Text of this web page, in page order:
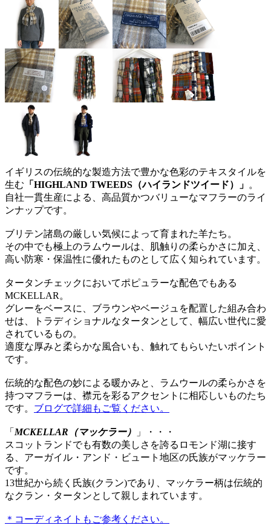
イギリスの伝統的な製造方法で豊かな色彩のテキスタイルを
生む 「HIGHLAND TWEEDS（ハイランドツイード）」 。
自社一貫生産による、高品質かつバリューなマフラーのライ
ンナップです。
ブリテン諸島の厳しい気候によって育まれた羊たち。
その中でも極上のラムウールは、肌触りの柔らかさに加え、
高い防寒・保温性に優れたものとして広く知られています。
タータンチェックにおいてポピュラーな配色でもある
MCKELLAR。
グレーをベースに、ブラウンやベージュを配置した組み合わ
せは、トラディショナルなタータンとして、幅広い世代に愛
されているもの。
適度な厚みと柔らかな風合いも、触れてもらいたいポイント
です。
伝統的な配色の妙による暖かみと、ラムウールの柔らかさを
持つマフラーは、襟元を彩るアクセントに相応しいものたち
です。 ブログで詳細もご覧ください。
「 MCKELLAR（マッケラー）
」・・・
スコットランドでも有数の美しさを誇るロモンド湖に接す
る、アーガイル・アンド・ビュート地区の氏族がマッケラー
です。
13世紀から続く氏族(クラン)であり、マッケラー柄は伝統的
なクラン・タータンとして親しまれています。
＊コーディネイトもご参考ください。